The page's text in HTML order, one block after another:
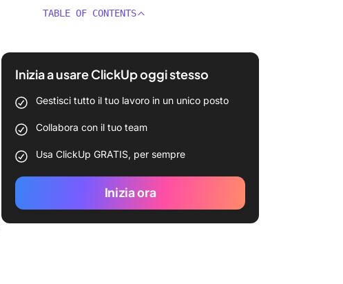
TABLE OF CONTENTS
Inizia a usare ClickUp oggi stesso
Gestisci tutto il tuo lavoro in un unico posto
Collabora con il tuo team
Usa ClickUp GRATIS, per sempre
Inizia ora